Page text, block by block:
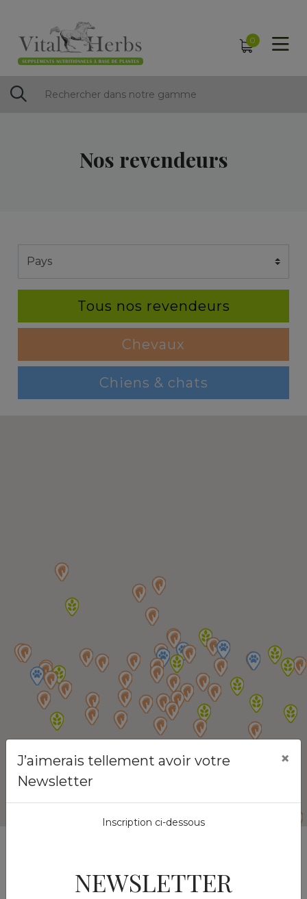
0
Nos revendeurs
Tous nos revendeurs
Chevaux
Chiens & chats
de chez vous, vous pouvez commander vos produits
J’aimerais tellement avoir votre
Newsletter
×
Inscription ci-dessous
NEWSLETTER